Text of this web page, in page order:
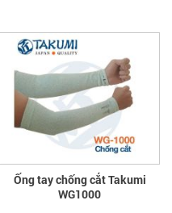
Ống tay chống cắt Takumi
WG1000